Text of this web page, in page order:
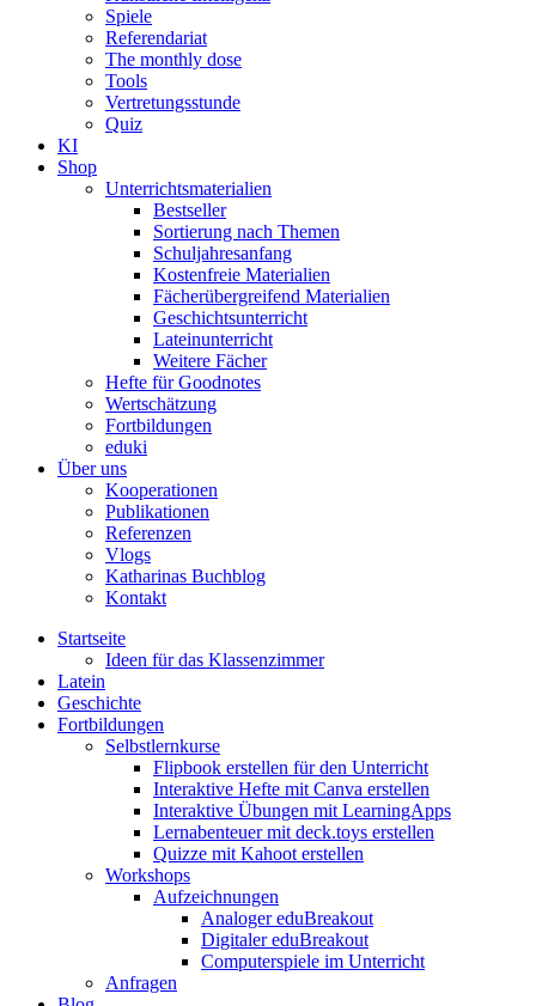
Spiele
Referendariat
The monthly dose
Tools
Vertretungsstunde
Quiz
KI
Shop
Unterrichtsmaterialien
Bestseller
Sortierung nach Themen
Schuljahresanfang
Kostenfreie Materialien
Fächerübergreifend Materialien
Geschichtsunterricht
Lateinunterricht
Weitere Fächer
Hefte für Goodnotes
Wertschätzung
Fortbildungen
eduki
Über uns
Kooperationen
Publikationen
Referenzen
Vlogs
Katharinas Buchblog
Kontakt
Startseite
Ideen für das Klassenzimmer
Latein
Geschichte
Fortbildungen
Selbstlernkurse
Flipbook erstellen für den Unterricht
Interaktive Hefte mit Canva erstellen
Interaktive Übungen mit LearningApps
Lernabenteuer mit deck.toys erstellen
Quizze mit Kahoot erstellen
Workshops
Aufzeichnungen
Analoger eduBreakout
Digitaler eduBreakout
Computerspiele im Unterricht
Anfragen